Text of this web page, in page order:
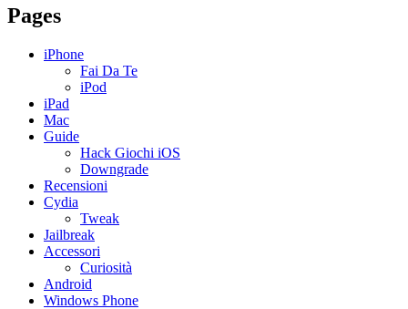
Pages
iPhone
Fai Da Te
iPod
iPad
Mac
Guide
Hack Giochi iOS
Downgrade
Recensioni
Cydia
Tweak
Jailbreak
Accessori
Curiosità
Android
Windows Phone